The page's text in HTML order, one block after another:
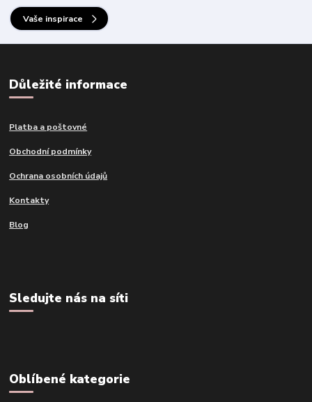
Vaše inspirace
Důležité informace
Platba a poštovné
Obchodní podmínky
Ochrana osobních údajů
Kontakty
Blog
Sledujte nás na síti
Oblíbené kategorie